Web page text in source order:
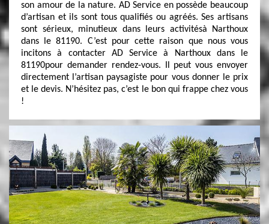
son amour de la nature. AD Service en possède beaucoup
d’artisan et ils sont tous qualifiés ou agréés. Ses artisans
sont sérieux, minutieux dans leurs activitésà Narthoux
dans le 81190. C’est pour cette raison que nous vous
incitons à contacter AD Service à Narthoux dans le
81190pour demander rendez-vous. Il peut vous envoyer
directement l’artisan paysagiste pour vous donner le prix
et le devis. N’hésitez pas, c’est le bon qui frappe chez vous
!